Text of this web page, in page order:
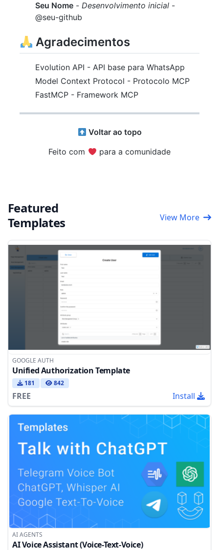
Seu Nome - Desenvolvimento inicial -
@seu-github
Agradecimentos
Evolution API - API base para WhatsApp
Model Context Protocol - Protocolo MCP
FastMCP - Framework MCP
Voltar ao topo
Feito com
para a comunidade
Featured
Templates
View More
GOOGLE AUTH
Unified Authorization Template
181 842
FREE Install
AI AGENTS
AI Voice Assistant (Voice-Text-Voice)